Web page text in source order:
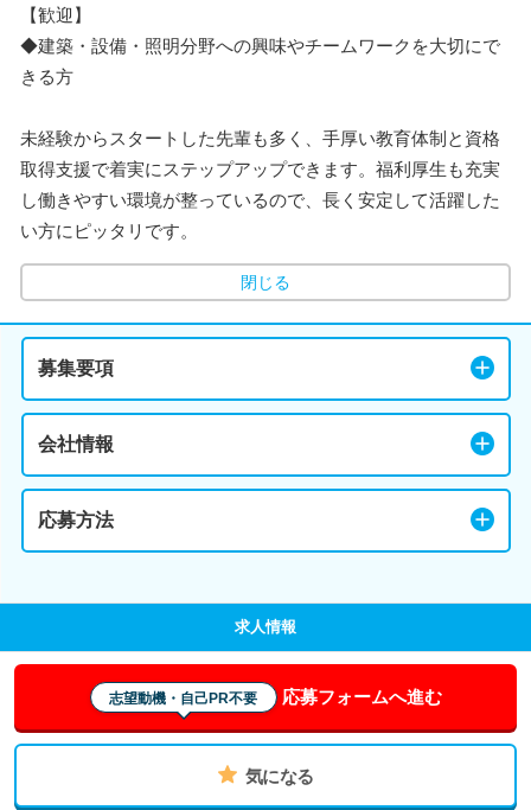
【歓迎】
◆建築・設備・照明分野への興味やチームワークを大切にで
きる方
未経験からスタートした先輩も多く、手厚い教育体制と資格
取得支援で着実にステップアップできます。福利厚生も充実
し働きやすい環境が整っているので、長く安定して活躍した
い方にピッタリです。
閉じる
募集要項
会社情報
応募方法
求人情報
志望動機・自己PR不要 応募フォームへ進む
気になる